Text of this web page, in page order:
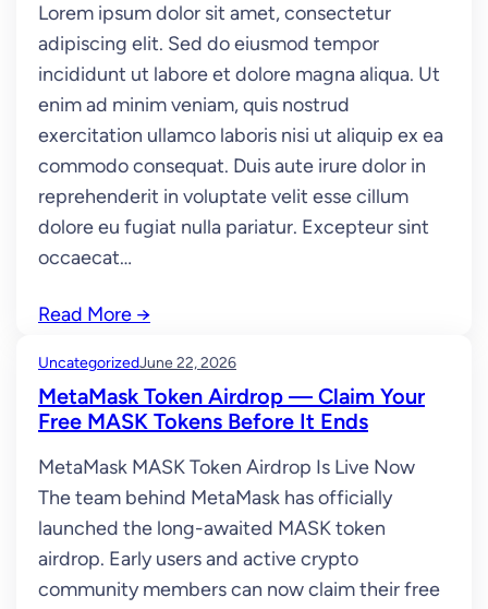
Lorem ipsum dolor sit amet, consectetur
adipiscing elit. Sed do eiusmod tempor
incididunt ut labore et dolore magna aliqua. Ut
enim ad minim veniam, quis nostrud
exercitation ullamco laboris nisi ut aliquip ex ea
commodo consequat. Duis aute irure dolor in
reprehenderit in voluptate velit esse cillum
dolore eu fugiat nulla pariatur. Excepteur sint
occaecat…
Read More →
UncategorizedJune 22, 2026
MetaMask Token Airdrop — Claim Your
Free MASK Tokens Before It Ends
MetaMask MASK Token Airdrop Is Live Now
The team behind MetaMask has officially
launched the long-awaited MASK token
airdrop. Early users and active crypto
community members can now claim their free